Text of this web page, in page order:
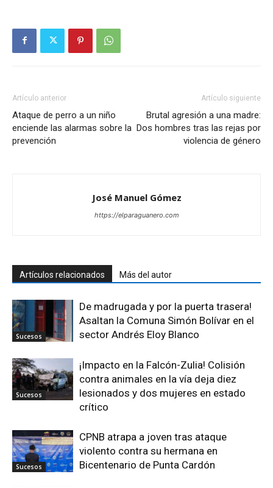
Artículo anterior
Ataque de perro a un niño
enciende las alarmas sobre la
prevención
Artículo siguiente
Brutal agresión a una madre:
Dos hombres tras las rejas por
violencia de género
José Manuel Gómez
https://elparaguanero.com
Artículos relacionados Más del autor
Sucesos
De madrugada y por la puerta trasera!
Asaltan la Comuna Simón Bolívar en el
sector Andrés Eloy Blanco
Sucesos
¡Impacto en la Falcón-Zulia! Colisión
contra animales en la vía deja diez
lesionados y dos mujeres en estado
crítico
Sucesos
CPNB atrapa a joven tras ataque
violento contra su hermana en
Bicentenario de Punta Cardón